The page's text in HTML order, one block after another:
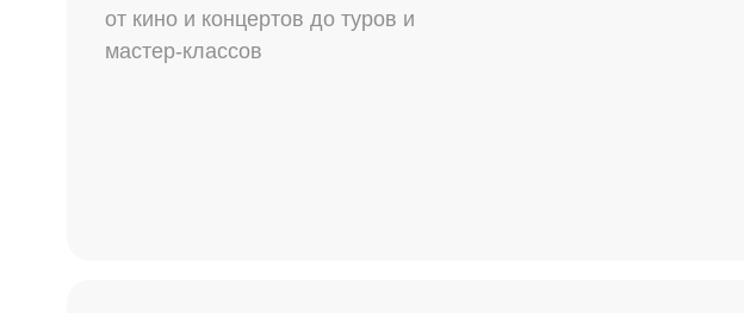
от кино и концертов до туров и
мастер-классов